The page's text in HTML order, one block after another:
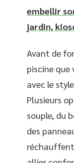
embellir
jardin,
Avant de
piscine que
avec le
Plusieurs
souple, du
des